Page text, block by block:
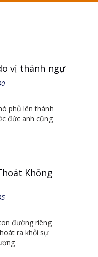
vị thánh ngự
phủ lên thành
đức anh cũng
Không
đường riêng
ra khỏi sự